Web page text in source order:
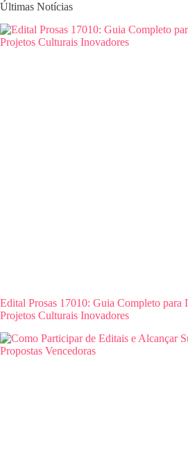
Últimas Notícias
Edital Prosas 17010: Guia Completo para
Projetos Culturais Inovadores